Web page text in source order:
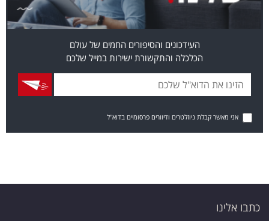
העידכונים והסיפורים החמים של עולם
הכלכלה והתקשורת ישירות במייל שלכם
אני מאשר קבלת ניוזלטרים ודיוורים פרסומיים בדוא"ל
כתבו אלינו